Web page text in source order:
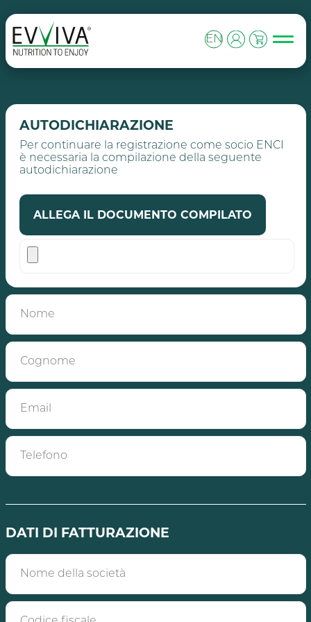
Skip to content
MAIN NAVIGATION
EN
AUTODICHIARAZIONE
Per continuare la registrazione come socio ENCI
è necessaria la compilazione della seguente
autodichiarazione
ALLEGA IL DOCUMENTO COMPILATO
DATI DI FATTURAZIONE